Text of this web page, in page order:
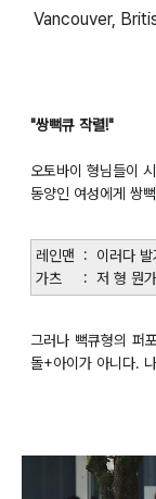
Vancouver,
"쌍뻑큐 작렬!"
오토바이 형님들이
동양인 여성에게 쌍
레인맨 : 이러다 발
가츠 : 저 형 뭔가
그러나 뻑큐형의 퍼
돌+아이가 아니다.